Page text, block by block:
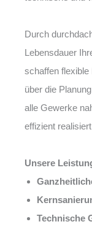
Durch
Lebensdauer
schaffen
über die
alle Gewerke
effizient
Unsere
Technische